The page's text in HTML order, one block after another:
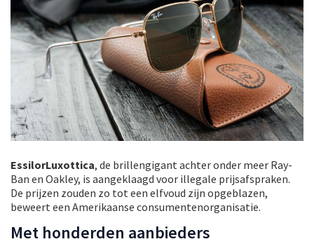
EssilorLuxottica, de brillengigant achter onder meer Ray-
Ban en Oakley, is aangeklaagd voor illegale prijsafspraken.
De prijzen zouden zo tot een elfvoud zijn opgeblazen,
beweert een Amerikaanse consumentenorganisatie.
Met honderden aanbieders